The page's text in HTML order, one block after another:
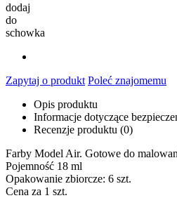
dodaj
do
schowka
Zapytaj o produkt Poleć znajomemu
Opis produktu
Informacje dotyczące
Recenzje produktu (0)
Farby Model Air. Gotowe do
Pojemność 18 ml
Opakowanie zbiorcze: 6 szt.
Cena za 1 szt.